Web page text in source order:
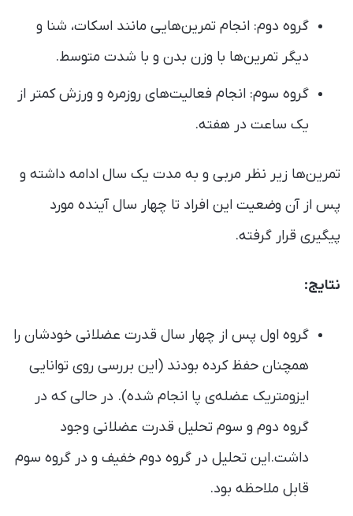
گروه دوم: انجام تمرین‌هایی مانند اسکات، شنا و
دیگر تمرین‌ها با وزن بدن و با شدت متوسط.
گروه سوم: انجام فعالیت‌های روزمره و ورزش کمتر از
یک ساعت در هفته.
تمرین‌ها زیر نظر مربی و به مدت یک سال ادامه داشته و
پس از آن وضعیت این افراد تا چهار سال آینده مورد
پیگیری قرار گرفته.
نتایج:
گروه اول پس از چهار سال قدرت عضلانی خودشان را
همچنان حفظ کرده بودند (این بررسی روی توانایی
ایزومتریک عضله‌ی پا انجام شده). در حالی که در
گروه دوم و سوم تحلیل قدرت عضلانی وجود
داشت.این تحلیل در گروه دوم خفیف و در گروه سوم
قابل ملاحظه بود.